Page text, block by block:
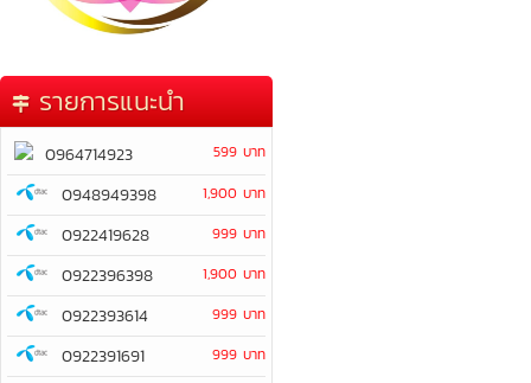
รายการแนะนำ
0964714923 599 บาท
0948949398 1,900 บาท
0922419628 999 บาท
0922396398 1,900 บาท
0922393614 999 บาท
0922391691 999 บาท